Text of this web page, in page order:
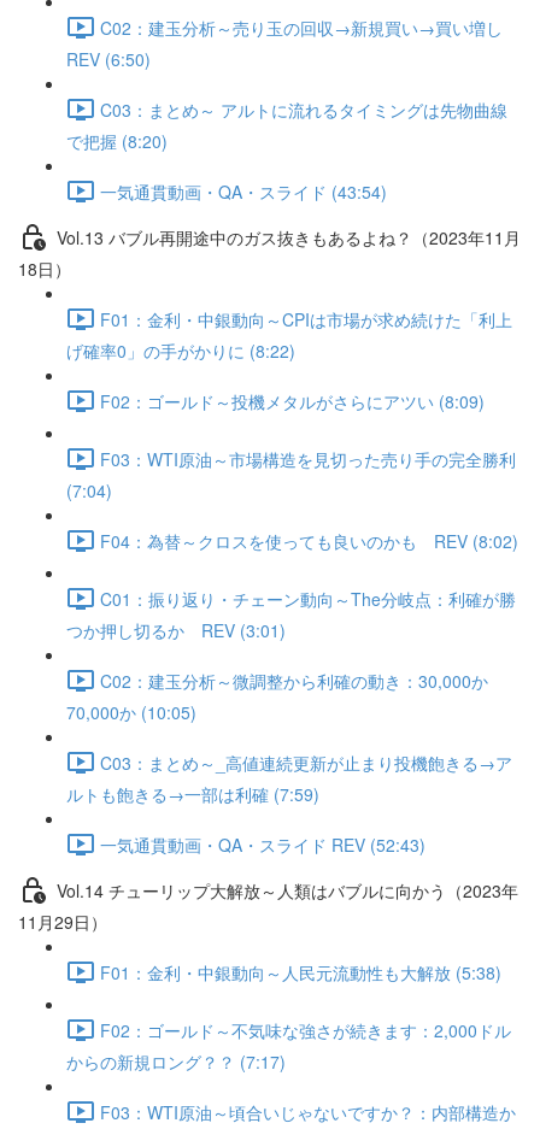
C02：建玉分析～売り玉の回収→新規買い→買い増し
REV (6:50)
C03：まとめ～ アルトに流れるタイミングは先物曲線
で把握 (8:20)
一気通貫動画・QA・スライド (43:54)
Vol.13 バブル再開途中のガス抜きもあるよね？（2023年11月
18日）
F01：金利・中銀動向～CPIは市場が求め続けた「利上
げ確率0」の手がかりに (8:22)
F02：ゴールド～投機メタルがさらにアツい (8:09)
F03：WTI原油～市場構造を見切った売り手の完全勝利
(7:04)
F04：為替～クロスを使っても良いのかも REV (8:02)
C01：振り返り・チェーン動向～The分岐点：利確が勝
つか押し切るか REV (3:01)
C02：建玉分析～微調整から利確の動き：30,000か
70,000か (10:05)
C03：まとめ～_高値連続更新が止まり投機飽きる→ア
ルトも飽きる→一部は利確 (7:59)
一気通貫動画・QA・スライド REV (52:43)
Vol.14 チューリップ大解放～人類はバブルに向かう（2023年
11月29日）
F01：金利・中銀動向～人民元流動性も大解放 (5:38)
F02：ゴールド～不気味な強さが続きます：2,000ドル
からの新規ロング？？ (7:17)
F03：WTI原油～頃合いじゃないですか？：内部構造か